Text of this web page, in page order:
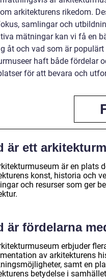
arkitekturens rikedom.
samlingar och
mätningar kan vi få en
åt och vad som är
haft både fördelar
för att bevara och
är ett
är en plats
konst, historia och
och resurser som ger
är fördelarna
erbjuder
av arkitekturens
samt en
betydelse i